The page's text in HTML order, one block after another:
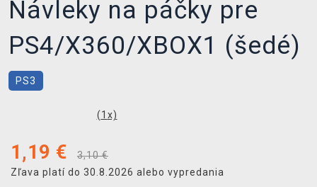
Návleky na páčky pre
PS4/X360/XBOX1 (šedé)
PS3
(1 x)
1,19 €
3,10 €
Zľava platí do 30.8.2026 alebo vypredania